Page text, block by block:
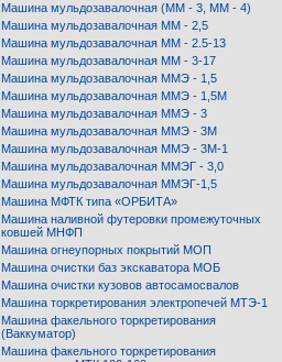
Машина мульдозавалочная (ММ - 3, ММ - 4)
Машина мульдозавалочная ММ - 2,5
Машина мульдозавалочная ММ - 2.5-13
Машина мульдозавалочная ММ - 3-17
Машина мульдозавалочная ММЭ - 1,5
Машина мульдозавалочная ММЭ - 1,5М
Машина мульдозавалочная ММЭ - 3
Машина мульдозавалочная ММЭ - 3М
Машина мульдозавалочная ММЭ - 3М-1
Машина мульдозавалочная ММЭГ - 3,0
Машина мульдозавалочная ММЭГ-1,5
Машина МФТК типа «ОРБИТА»
Машина наливной футеровки промежуточных
ковшей МНФП
Машина огнеупорных покрытий МОП
Машина очистки баз экскаватора МОБ
Машина очистки кузовов автосамосвалов
Машина торкретирования электропечей МТЭ-1
Машина факельного торкретирования
(Ваккуматор)
Машина факельного торкретирования